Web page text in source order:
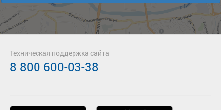
Техническая поддержка сайта
8 800 600-03-38